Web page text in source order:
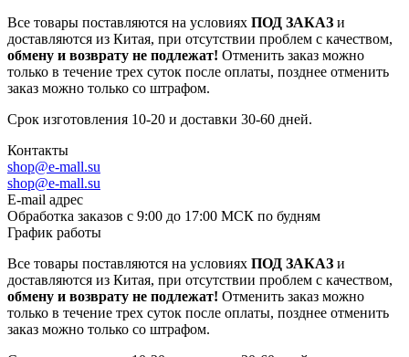
Все товары поставляются на условиях ПОД ЗАКАЗ и
доставляются из Китая, при отсутствии проблем с качеством,
обмену и возврату не подлежат! Отменить заказ можно
только в течение трех суток после оплаты, позднее отменить
заказ можно только со штрафом.
Срок изготовления 10-20 и доставки 30-60 дней.
Контакты
shop@e-mall.su
shop@e-mall.su
E-mail адрес
Обработка заказов с 9:00 до 17:00 МСК по будням
График работы
Все товары поставляются на условиях ПОД ЗАКАЗ и
доставляются из Китая, при отсутствии проблем с качеством,
обмену и возврату не подлежат! Отменить заказ можно
только в течение трех суток после оплаты, позднее отменить
заказ можно только со штрафом.